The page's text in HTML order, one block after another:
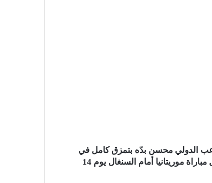
الدولي محسن بدّه بتمزق كامل في
الرباط الصليبي الأمامي للركبة اليمنى، إثر تعرضه لإصابة خلال مباراة موريتانيا أمام السنغال يوم 14